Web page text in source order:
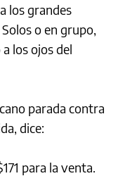
los grandes
o en grupo,
los ojos del
parada contra
dice:
para la venta.